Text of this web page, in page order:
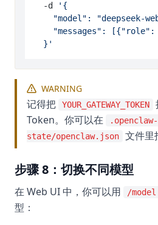
  -d
'{
"model": "deepseek-
"messages": [{"role":
  }'
WARNING
记得把 YOUR_GATEWAY_TOKEN
Token。你可以在
.openclaw-
state/openclaw.json
文件里
步骤 8：切换不同模型
在 Web UI 中，你可以用 /model
型：